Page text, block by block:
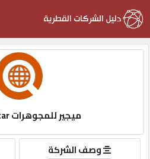
التسجيل
ميجير للمجوهرات MEGIR Qatar
وصف الشركة